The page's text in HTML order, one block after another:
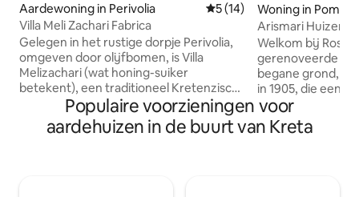
Aardewoning in Perivolia Gemiddelde beoordeling
5 (14)
Villa Meli Zachari Fabrica
Gelegen in het rustige dorpje Perivolia,
omgeven door olijfbomen, is Villa
Melizachari (wat honing-suiker
betekent), een traditioneel Kretenzisch
huis met alle moderne faciliteiten. De
villa is ideaal voor vakantie, omdat het
een plek is die zowel inspirerend als
Woning in Pompia
Arismari Huizen
Welkom bij Rosa,
gerenoveerde
begane grond,
in 1905, die een
Kretenzers
Gasten kunnen
gedeeld
Populaire voorzieningen voor
aardehuizen in de buurt van Kreta